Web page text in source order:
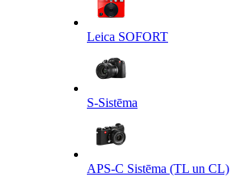
Leica SOFORT
S-Sistēma
APS-C Sistēma (TL un CL)